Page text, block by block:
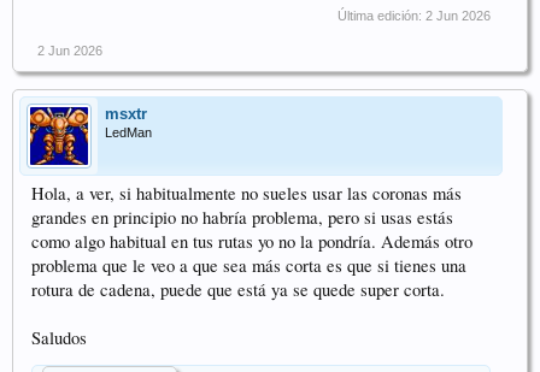
Última edición: 2 Jun 2026
2 Jun 2026
msxtr
LedMan
Hola, a ver, si habitualmente no sueles usar las coronas más
grandes en principio no habría problema, pero si usas estás
como algo habitual en tus rutas yo no la pondría. Además otro
problema que le veo a que sea más corta es que si tienes una
rotura de cadena, puede que está ya se quede super corta.
Saludos